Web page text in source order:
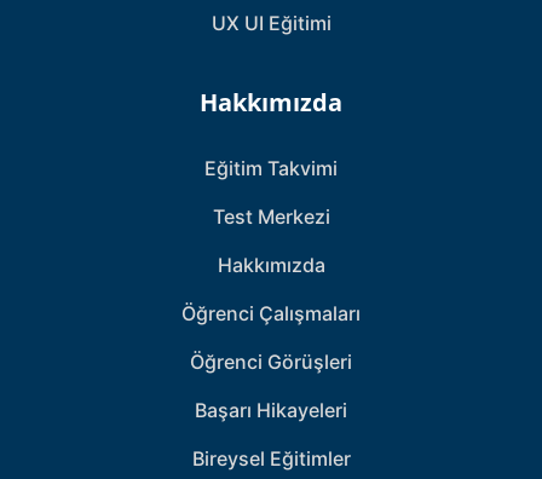
UX UI Eğitimi
Hakkımızda
Eğitim Takvimi
Test Merkezi
Hakkımızda
Öğrenci Çalışmaları
Öğrenci Görüşleri
Başarı Hikayeleri
Bireysel Eğitimler